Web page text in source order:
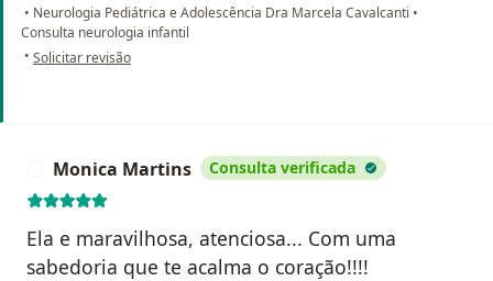
• Neurologia Pediátrica e Adolescência Dra Marcela Cavalcanti •
Consulta neurologia infantil
• na opinião do utilizador Idane
Solicitar revisão
Monica Martins Consulta verificada
Ela e maravilhosa, atenciosa... Com uma
sabedoria que te acalma o coração!!!!